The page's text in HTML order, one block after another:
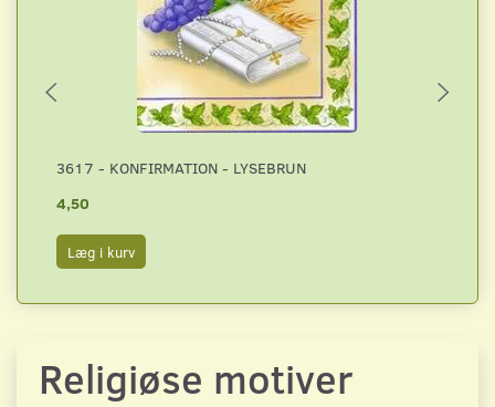
3617 - KONFIRMATION - LYSEBRUN
4,50
Læg i kurv
Religiøse motiver